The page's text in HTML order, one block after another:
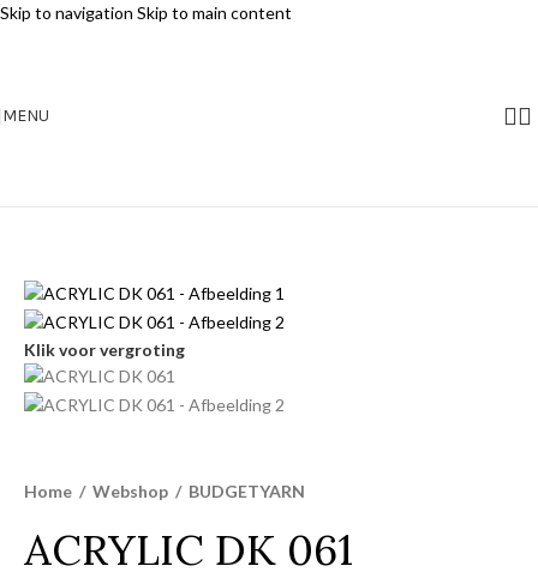
Skip to navigation Skip to main content
MENU
Klik voor vergroting
Home / Webshop / BUDGETYARN
ACRYLIC DK 061